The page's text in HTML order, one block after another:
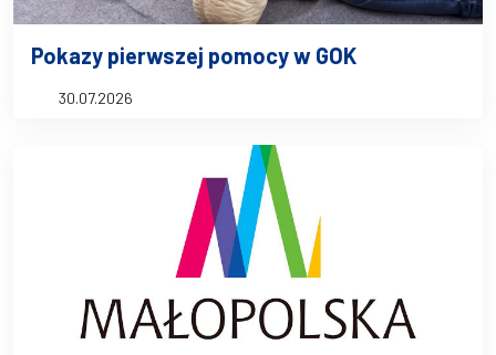
Pokazy pierwszej pomocy w GOK
30.07.2026